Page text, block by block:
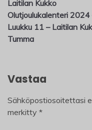
selaus
Laitilan Kukko
Olutjoulukalenteri 2024
Luukku 11 – Laitilan
Tumma
Vastaa
Sähköpostiosoitettasi
merkitty *